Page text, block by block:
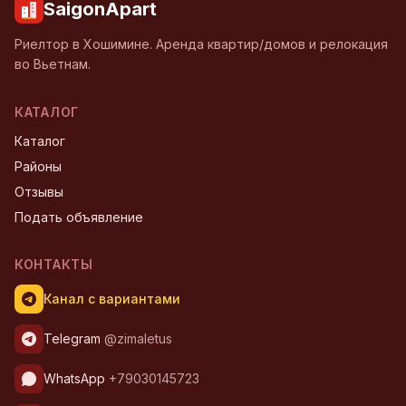
SaigonApart
Риелтор в Хошимине. Аренда квартир/домов и релокация
во Вьетнам.
КАТАЛОГ
Каталог
Районы
Отзывы
Подать объявление
КОНТАКТЫ
Канал с вариантами
Telegram @zimaletus
WhatsApp +79030145723